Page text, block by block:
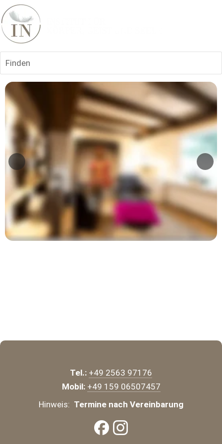
Finden
Tel.: +49 2563 97176
Mobil: +49 159 06507457
Hinweis: Termine nach Vereinbarung